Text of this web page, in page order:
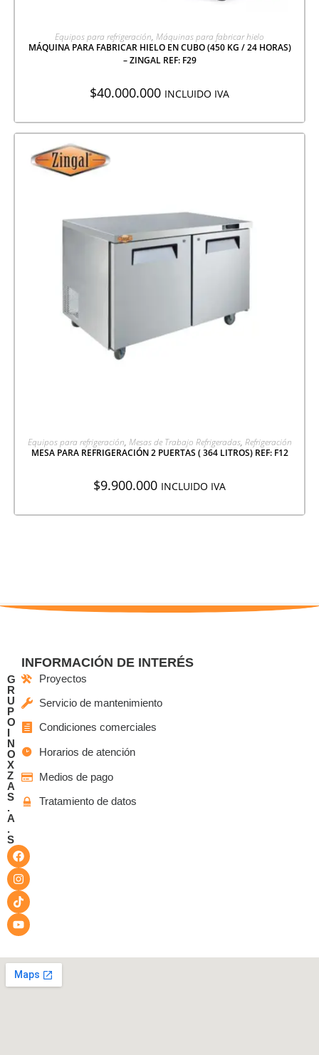
AGREGAR A COTIZACIÓN
Equipos para refrigeración, Máquinas para fabricar hielo
MÁQUINA PARA FABRICAR HIELO EN CUBO (450 KG / 24 HORAS)
– ZINGAL REF: F29
$40.000.000 INCLUIDO IVA
AGREGAR A COTIZACIÓN
Equipos para refrigeración, Mesas de Trabajo Refrigeradas, Refrigeración
MESA PARA REFRIGERACIÓN 2 PUERTAS ( 364 LITROS) REF: F12
$9.900.000 INCLUIDO IVA
G
R
U
P
O
I
N
O
X
Z
A
S
.
A
.
S
INFORMACIÓN DE INTERÉS
Proyectos
Servicio de mantenimiento
Condiciones comerciales
Horarios de atención
Medios de pago
Tratamiento de datos